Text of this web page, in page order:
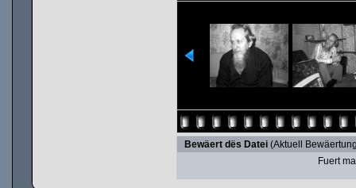
Bewäert dës Datei(Aktuell
Fuert